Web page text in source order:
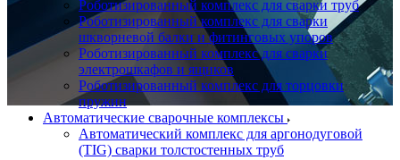
Роботизированный комплекс для сварки труб
Роботизированный комплекс для сварки
шкворневой балки и фитинговых упоров
Роботизированный комплекс для сварки
электрошкафов и ящиков
Роботизированный комплекс для торцовки
пружин
Автоматические сварочные комплексы
Автоматический комплекс для аргонодуговой
(TIG) сварки толстостенных труб